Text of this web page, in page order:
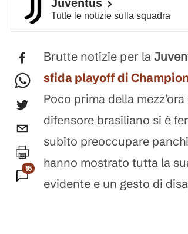
Juventus
Tutte le notizie sulla squadra
15
Commenti
Brutte notizie per la
sfida playoff di
Poco prima della
difensore brasiliano si è
subito preoccupare
hanno mostrato tutta la
evidente e un gesto di